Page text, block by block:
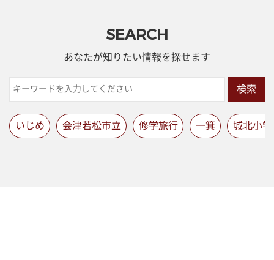
SEARCH
あなたが知りたい情報を探せます
検索
いじめ 会津若松市立 修学旅行 一箕 城北小